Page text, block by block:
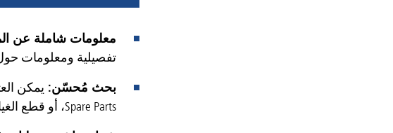
معلومات شاملة عن
تفصيلية ومعلومات
بحث مُحسّن:
Spare Parts، أو قطع الغيار الأصلية للمصنعين)، أو حتى من خلال رقم الشاسيه.